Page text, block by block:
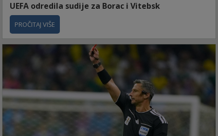
UEFA odredila sudije za Borac i Vitebsk
PROČITAJ VIŠE